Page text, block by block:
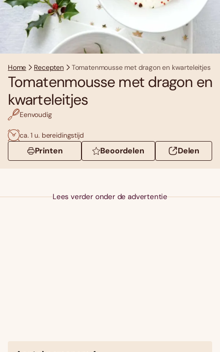
Home Recepten Tomatenmousse met dragon en kwarteleitjes
Tomatenmousse met dragon en
kwarteleitjes
Eenvoudig
ca. 1 u. bereidingstijd
Printen Beoordelen Delen
Lees verder onder de advertentie